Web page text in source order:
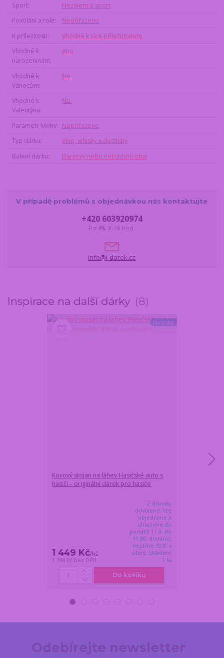
Sport
Nezájem o sport
Povolání a role
Nepřířazeno
K příležitosti
Vhodné k více příležitostem
Vhodné k
narozeninám
Ano
Vhodné k
Vánocům
Ne
Vhodné k
Valentýnu
Ne
Parametr Motiv
Nepřiřazeno
Typ dárku
Víno, whisky a destiláty
Balení dárku
Dárkový nebo netradiční obal
V případě problémů s objednávkou nás kontaktujte
+420 603920974
Po-Pá, 8-16 hod.
info@i-darek.cz
Inspirace na další dárky 8
Novinka
Kovový stojan na láhev Hasičské auto s
hasiči – originální dárek pro hasiče
1 449 Kč/ks
1 198 Kč bez DPH
Z důvodu
dovolené, vše
objednané a
uhrazené do
pondělí 17.8. do
11:00, dodáme
nejdříve 18.8. v
úterý. Skladem
1 ks
Do košíku